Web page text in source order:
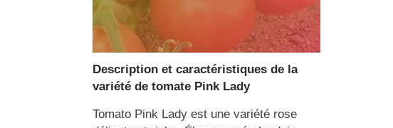
Description et caractéristiques de la
variété de tomate Pink Lady
Tomato Pink Lady est une variété rose